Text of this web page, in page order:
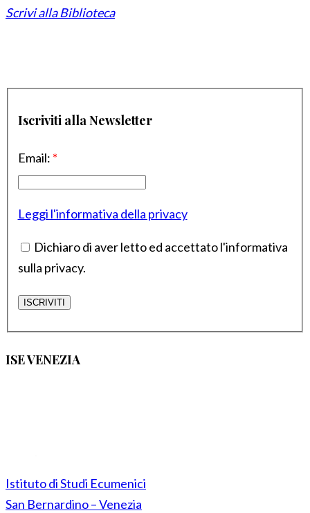
Scrivi alla Biblioteca
Iscriviti alla Newsletter
Email: *
Leggi l'informativa della privacy
Dichiaro di aver letto ed accettato l'informativa
sulla privacy.
ISE VENEZIA
Istituto di Studi Ecumenici
San Bernardino – Venezia